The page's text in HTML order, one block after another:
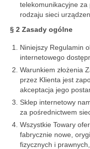
telekomunikacyjne za
rodzaju sieci
§ 2 Zasady ogólne
Niniejszy Regulamin
internetowego
Warunkiem złożenia
przez Klienta jest
akceptacja jego
Sklep internetowy
za pośrednictwem
Wszystkie Towary
fabrycznie nowe,
fizycznych i